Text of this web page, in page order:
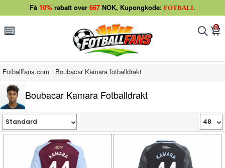
Få 10% rabatt over 667 NOK, Kupongkode: FOTBALL
󰂩 󰂨 0
󰃦
Fotballfans.com Boubacar Kamara fotballdrakt
Boubacar Kamara Fotballdrakt